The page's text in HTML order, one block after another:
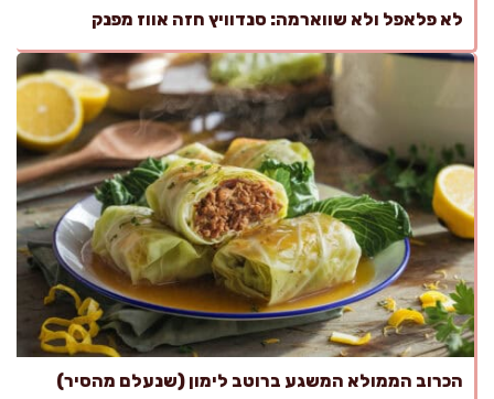
לא פלאפל ולא שווארמה: סנדוויץ חזה אווז מפנק
הכרוב הממולא המשגע ברוטב לימון (שנעלם מהסיר)